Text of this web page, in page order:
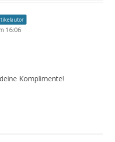
16:06
Komplimente!